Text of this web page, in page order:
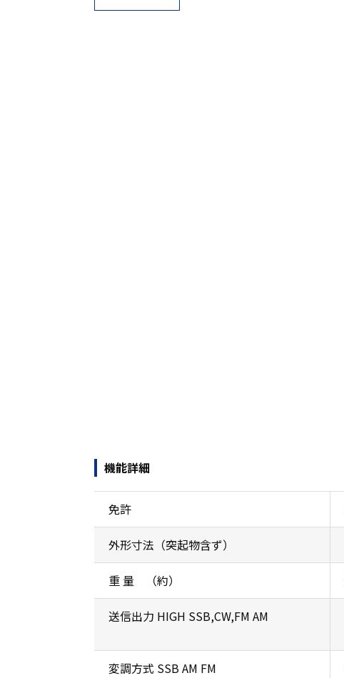
機能詳細
免許
外形寸法（突起物含ず）
重 量 （約）
送信出力 HIGH SSB,CW,FM AM
変調方式 SSB AM FM